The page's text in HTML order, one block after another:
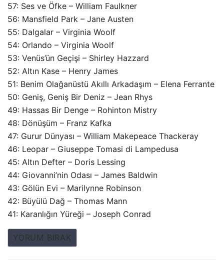
57: Ses ve Öfke – William Faulkner
56: Mansfield Park – Jane Austen
55: Dalgalar – Virginia Woolf
54: Orlando – Virginia Woolf
53: Venüs’ün Geçişi – Shirley Hazzard
52: Altın Kase – Henry James
51: Benim Olağanüstü Akıllı Arkadaşım – Elena Ferrante
50: Geniş, Geniş Bir Deniz – Jean Rhys
49: Hassas Bir Denge – Rohinton Mistry
48: Dönüşüm – Franz Kafka
47: Gurur Dünyası – William Makepeace Thackeray
46: Leopar – Giuseppe Tomasi di Lampedusa
45: Altın Defter – Doris Lessing
44: Giovanni’nin Odası – James Baldwin
43: Gölün Evi – Marilynne Robinson
42: Büyülü Dağ – Thomas Mann
41: Karanlığın Yüreği – Joseph Conrad
YORUM BIRAK